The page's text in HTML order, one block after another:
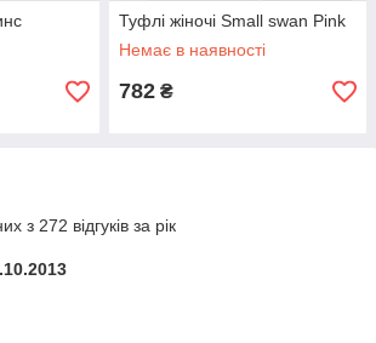
Туфлі жіночі Small swan Pink
Немає в наявності
782 ₴
з 272 відгуків за рік